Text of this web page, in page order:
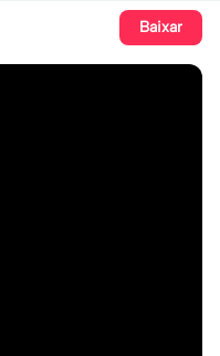
Baixar